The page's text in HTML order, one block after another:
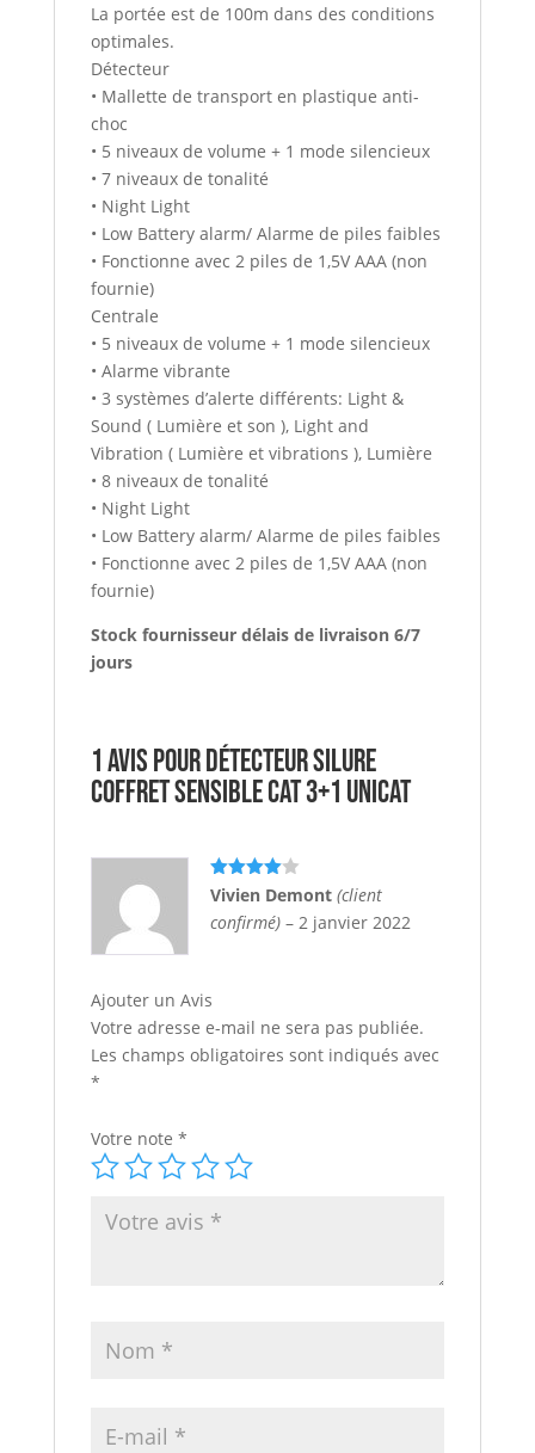
La portée est de 100m dans des conditions
optimales.
Détecteur
• Mallette de transport en plastique anti-
choc
• 5 niveaux de volume + 1 mode silencieux
• 7 niveaux de tonalité
• Night Light
• Low Battery alarm/ Alarme de piles faibles
• Fonctionne avec 2 piles de 1,5V AAA (non
fournie)
Centrale
• 5 niveaux de volume + 1 mode silencieux
• Alarme vibrante
• 3 systèmes d’alerte différents: Light &
Sound ( Lumière et son ), Light and
Vibration ( Lumière et vibrations ), Lumière
• 8 niveaux de tonalité
• Night Light
• Low Battery alarm/ Alarme de piles faibles
• Fonctionne avec 2 piles de 1,5V AAA (non
fournie)
Stock fournisseur délais de livraison 6/7
jours
1 avis pourDétecteur Silure
Coffret SENSIBLE CAT 3+1 UNICAT
Note4
Vivien Demont (client
confirmé) – 2 janvier 2022
Ajouter un Avis
Votre adresse e-mail ne sera pas publiée.
Les champs obligatoires sont indiqués avec
*
Votre note *